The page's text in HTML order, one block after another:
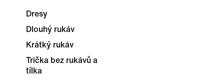
Dresy
Dlouhý rukáv
Krátký rukáv
Trička bez rukávů a
tílka